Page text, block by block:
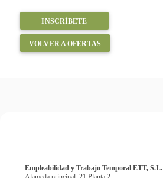
INSCRÍBETE
VOLVER A OFERTAS
Empleabilidad y Trabajo Temporal ETT, S.L.